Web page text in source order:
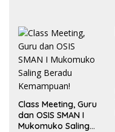
Class Meeting, Guru
dan OSIS SMAN I
Mukomuko Saling